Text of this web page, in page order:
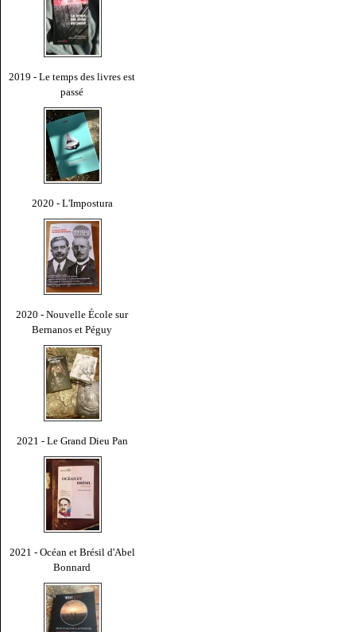
2019 - Le temps des livres est
passé
2020 - L'Impostura
2020 - Nouvelle École sur
Bernanos et Péguy
2021 - Le Grand Dieu Pan
2021 - Océan et Brésil d'Abel
Bonnard